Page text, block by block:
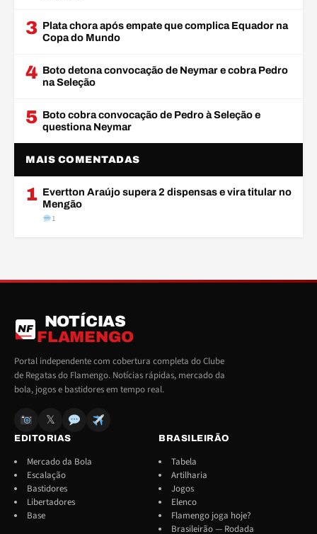
3 Plata chora após empate que complica Equador na
Copa do Mundo
4 Boto detona convocação de Neymar e cobra Pedro
na Seleção
5 Boto cobra convocação de Pedro à Seleção e
questiona Neymar
MAIS COMENTADAS
1 Evertton Araújo supera 2 dispensas e vira titular no
Mengão
1
NF
NOTÍCIAS
FLAMENGO
Portal independente com cobertura completa do Clube
de Regatas do Flamengo. Notícias rápidas, mercado da
bola, jogos e bastidores em tempo real.
𝕏
EDITORIAS
Mercado da Bola
Escalação
Bastidores
Libertadores
Base
BRASILEIRÃO
Tabela
Artilharia
Jogos
Elenco
Flamengo joga hoje?
Brasileirão — Rodada